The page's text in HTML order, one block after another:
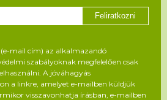
Feliratkozni
mail cím) az alkalmazandó
szabályoknak megfelelően csak
A jóváhagyás
a linkre, amelyet e-mailben küldjük
visszavonhatja írásban, e-mailben